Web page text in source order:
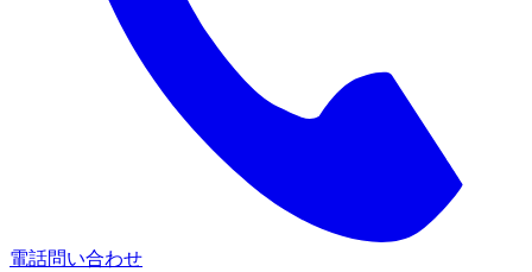
電話問い合わせ